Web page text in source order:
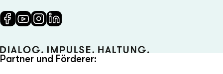
Partner und Förderer: